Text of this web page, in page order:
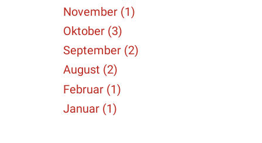
November (1)
Oktober (3)
September (2)
August (2)
Februar (1)
Januar (1)